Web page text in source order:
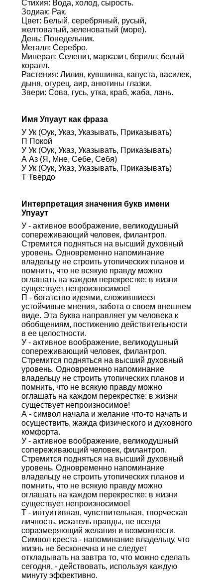
Стихия: Вода, холод, сырость.
Зодиак: Рак.
Цвет: Белый, серебряный, русый,
желтоватый, зеленоватый (море).
День: Понедельник.
Металл: Серебро.
Минерал: Селенит, марказит, берилл, белый
коралл.
Растения: Лилия, кувшинка, капуста, василек,
дыня, огурец, аир, анютины глазки.
Звери: Сова, гусь, утка, краб, жаба, лань.
Имя Упуаут как фраза
У Ук (Оук, Указ, Указывать, Приказывать)
П Покой
У Ук (Оук, Указ, Указывать, Приказывать)
А Аз (Я, Мне, Себе, Себя)
У Ук (Оук, Указ, Указывать, Приказывать)
Т Твердо
Интерпретация значения букв имени
Упуаут
У - активное воображение, великодушный
сопереживающий человек, филантроп.
Стремится подняться на высший духовный
уровень. Одновременно напоминание
владельцу не строить утопических планов и
помнить, что не всякую правду можно
оглашать на каждом перекрестке: в жизни
существует непроизносимое!
П - богатство идеями, сложившиеся
устойчивые мнения, забота о своем внешнем
виде. Эта буква направляет ум человека к
обобщениям, постижению действительности
в ее целостности.
У - активное воображение, великодушный
сопереживающий человек, филантроп.
Стремится подняться на высший духовный
уровень. Одновременно напоминание
владельцу не строить утопических планов и
помнить, что не всякую правду можно
оглашать на каждом перекрестке: в жизни
существует непроизносимое!
А - символ начала и желание что-то начать и
осуществить, жажда физического и духовного
комфорта.
У - активное воображение, великодушный
сопереживающий человек, филантроп.
Стремится подняться на высший духовный
уровень. Одновременно напоминание
владельцу не строить утопических планов и
помнить, что не всякую правду можно
оглашать на каждом перекрестке: в жизни
существует непроизносимое!
Т - интуитивная, чувствительная, творческая
личность, искатель правды, не всегда
соразмеряющий желания и возможности.
Символ креста - напоминание владельцу, что
жизнь не бесконечна и не следует
откладывать на завтра то, что можно сделать
сегодня, - действовать, используя каждую
минуту эффективно.